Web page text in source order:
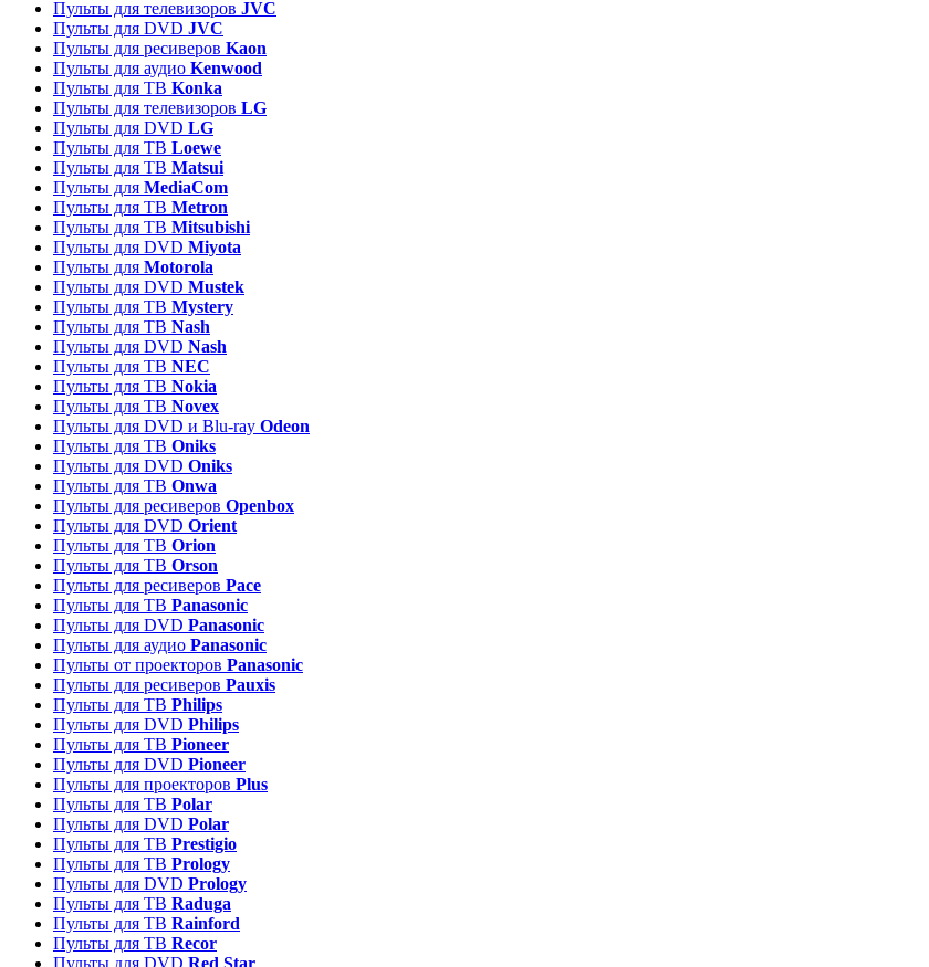
Пульты для телевизоров JVC
Пульты для DVD JVC
Пульты для ресиверов Kaon
Пульты для аудио Kenwood
Пульты для ТВ Konka
Пульты для телевизоров LG
Пульты для DVD LG
Пульты для ТВ Loewe
Пульты для ТВ Matsui
Пульты для MediaCom
Пульты для ТВ Metron
Пульты для TB Mitsubishi
Пульты для DVD Miyota
Пульты для Motorola
Пульты для DVD Mustek
Пульты для ТВ Mystery
Пульты для ТВ Nash
Пульты для DVD Nash
Пульты для ТВ NEC
Пульты для ТВ Nokia
Пульты для ТВ Novex
Пульты для DVD и Blu-ray Odeon
Пульты для ТВ Oniks
Пульты для DVD Oniks
Пульты для ТВ Onwa
Пульты для ресиверов Openbox
Пульты для DVD Orient
Пульты для ТВ Orion
Пульты для ТВ Orson
Пульты для ресиверов Pace
Пульты для ТВ Panasonic
Пульты для DVD Panasonic
Пульты для аудио Panasonic
Пульты от проекторов Panasonic
Пульты для ресиверов Pauxis
Пульты для ТВ Philips
Пульты для DVD Philips
Пульты для ТВ Pioneer
Пульты для DVD Pioneer
Пульты для проекторов Plus
Пульты для ТВ Polar
Пульты для DVD Polar
Пульты для ТВ Prestigio
Пульты для ТВ Prology
Пульты для DVD Prology
Пульты для ТВ Raduga
Пульты для ТВ Rainford
Пульты для ТВ Recor
Пульты для DVD Red Star